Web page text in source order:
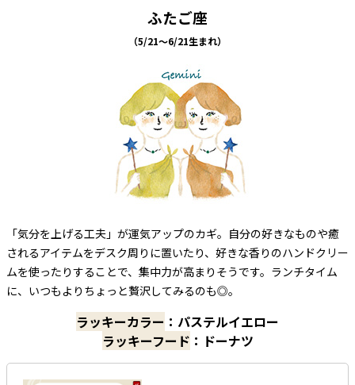
ふたご座
（5/21～6/21生まれ）
「気分を上げる工夫」が運気アップのカギ。自分の好きなものや癒
されるアイテムをデスク周りに置いたり、好きな香りのハンドクリー
ムを使ったりすることで、集中力が高まりそうです。ランチタイム
に、いつもよりちょっと贅沢してみるのも◎。
ラッキーカラー ：パステルイエロー
ラッキーフード ：ドーナツ